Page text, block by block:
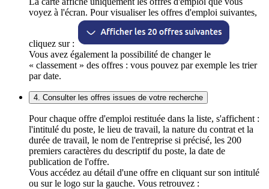
voyez à l'écran. Pour visualiser les offres d'emploi suivantes,
cliquez sur :
Vous avez également la possibilité de changer le
« classement » des offres : vous pouvez par exemple les trier
par date.
4. Consulter les offres issues de votre recherche
Pour chaque offre d'emploi restituée dans la liste, s'affichent :
l'intitulé du poste, le lieu de travail, la nature du contrat et la
durée de travail, le nom de l'entreprise si précisé, les 200
premiers caractères du descriptif du poste, la date de
publication de l'offre.
Vous accédez au détail d'une offre en cliquant sur son intitulé
ou sur le logo sur la gauche. Vous retrouvez :